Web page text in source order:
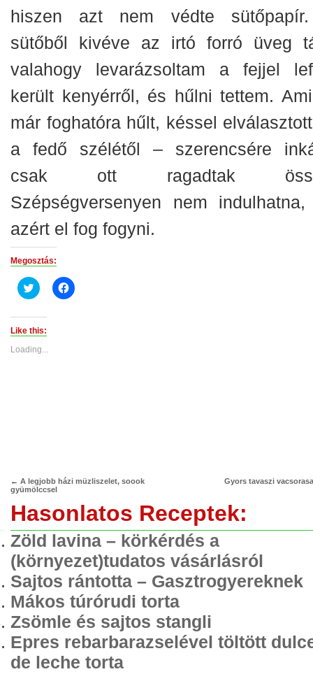
hiszen azt nem védte
sütőből kivéve az irtó forró üveg
valahogy levarázsoltam a fejjel
került kenyérről, és hűlni tettem.
már foghatóra hűlt, késsel
a fedő szélétől – szerencsére
csak ott ragadtak
Szépségversenyen nem
azért el fog fogyni.
Megosztás:
Click
to
(Opens
new
Click
to
Like this:
Loading...
← A legjobb házi müzliszelet, soook
gyümölccsel
Gyors tavaszi
Hasonlatos Receptek:
Zöld lavina – körkérdés a
(környezet)tudatos vásárlásról
Sajtos rántotta – Gasztrogyereknek
Mákos túrórudi torta
Zsömle és sajtos stangli
Epres rebarbarazselével töltött
de leche torta